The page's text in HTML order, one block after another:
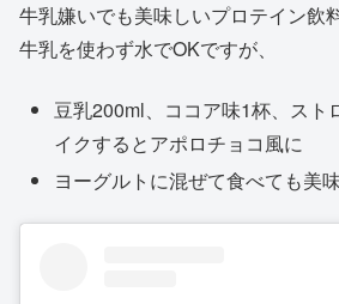
牛乳嫌いでも美味しいプロテイン飲
牛乳を使わず水でOKですが、
豆乳200ml、ココア味1杯、スト
イクするとアポロチョコ風に
ヨーグルトに混ぜて食べても美